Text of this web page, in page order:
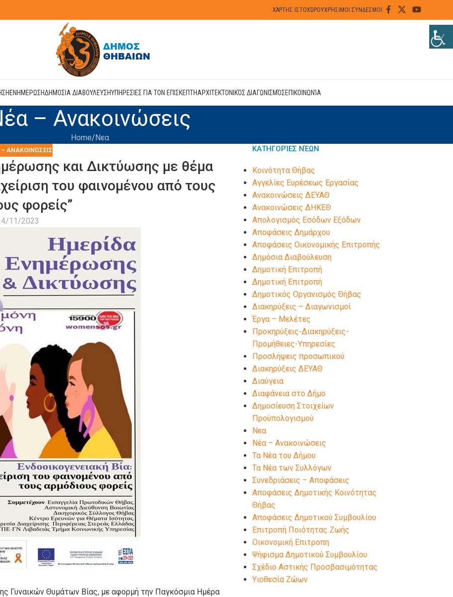
ΧΆΡΤΗΣ ΙΣΤΟΧΏΡΟΥΧΡΉΣΙΜΟΙ ΣΎΝΔΕΣΜΟΙ
ΕΝΗΜΕΡΩΣΗΔΗΜΟΣΙΑ ΔΙΑΒΟΥΛΕΥΣΗΥΠΗΡΕΣΙΕΣ ΓΙΑ ΤΟΝ ΕΠΙΣΚΕΠΤΗΑΡΧΙΤΕΚΤΟΝΙΚΌΣ ΔΙΑΓΩΝΙΣΜΌΣΕΠΙΚΟΙΝΩΝΊΑ
– Ανακοινώσεις
Home Νεα
ΑΝΑΚΟΙΝΏΣΕΙΣ
και Δικτύωσης με θέμα
του φαινομένου από τους
φορείς”
11/2023
Γυναικών Θυμάτων Βίας, με αφορμή την Παγκόσμια Ημέρα
ΚΑΤΗΓΟΡΊΕΣ ΝΈΩΝ
Kοινότητα Θήβας
Αγγελίες Ευρέσεως Εργασίας
Ανακοινώσεις ΔΕΥΑΘ
Ανακοινώσεις ΔΗΚΕΘ
Απολογισμός Εσόδων Εξόδων
Αποφάσεις Δημάρχου
Αποφάσεις Οικονομικής Επιτροπής
Δημόσια Διαβούλευση
Δημοτική Επιτροπή
Δημοτική Επιτροπή
Δημοτικός Οργανισμός Θήβας
Διακηρύξεις – Διαγωνισμοί
Έργα – Μελέτες
Προκηρύξεις-Διακηρύξεις-
Προμήθειες-Υπηρεσίες
Προσλήψεις προσωπικού
Διακηρύξεις ΔΕΥΑΘ
Διαύγεια
Διαφάνεια στο Δήμο
Δημοσίευση Στοιχείων
Προϋπολογισμού
Νεα
Νέα – Ανακοινώσεις
Τα Νέα του Δήμου
Τα Νέα των Συλλόγων
Συνεδριάσεις – Αποφάσεις
Αποφάσεις Δημοτικής Κοινότητας
Θήβας
Αποφάσεις Δημοτικού Συμβουλίου
Επιτροπή Ποιότητας Ζωής
Οικονομική Επιτροπη
Ψήφισμα Δημοτικού Συμβουλίου
Σχέδιο Αστικής Προσβασιμότητας
Υιοθεσία Ζώων